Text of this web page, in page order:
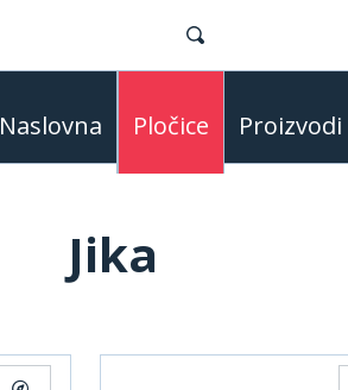
Naslovna Pločice Proizvodi
Jika